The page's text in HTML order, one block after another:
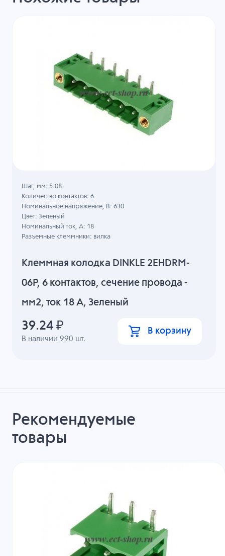
Клеммная колодка DINKLE 2EHDRM-
06P, 6 контактов, сечение провода -
мм2, ток 18 A, Зеленый
В наличии990 шт.
Шаг, мм: 5.08
Количество контактов: 6
Номинальное напряжение, B: 630
Цвет: Зеленый
Номинальный ток, А: 18
Разъемные клеммники: вилка
39.24 ₽ В корзину
Рекомендуемые
товары